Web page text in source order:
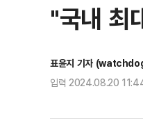
"국내 최
표윤지 기자
입력 2024.08.20